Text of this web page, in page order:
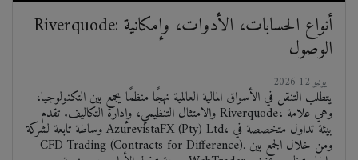
Riverquode: أنواع الحسابات، الأدوات، وإمكانية
الوصول
2026 يونيو 12
يتطلب التنقل في الأسواق المالية العالمية نهجًا منظمًا يجمع بين التكنولوجيا،
والامتثال التنظيمي، وإدارة التكاليف. تقدم Riverquode، وهي علامة
وساطة تابعة لشركة AzurevistaFX (Pty) Ltd، بيئة تداول متخصصة في
CFD Trading (Contracts for Difference). ومن خلال الجمع بين